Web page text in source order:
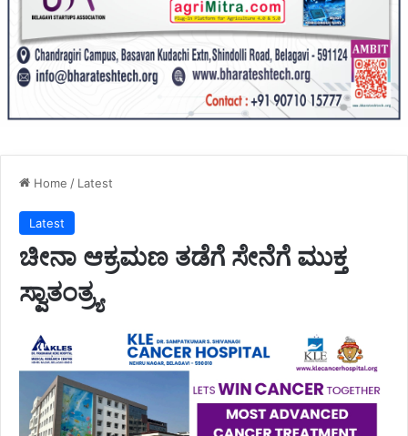
Home / Latest
Latest
ಚೀನಾ ಆಕ್ರಮಣ ತಡೆಗೆ ಸೇನೆಗೆ ಮುಕ್ತ
ಸ್ವಾತಂತ್ರ್ಯ